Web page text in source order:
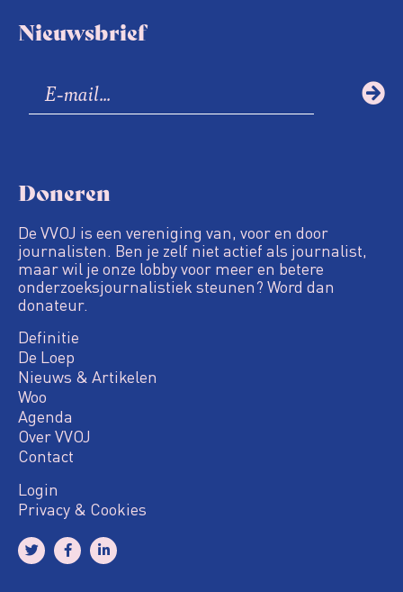
Nieuwsbrief
Doneren
De VVOJ is een vereniging van, voor en door
journalisten. Ben je zelf niet actief als journalist,
maar wil je onze lobby voor meer en betere
onderzoeksjournalistiek steunen? Word dan
donateur.
Definitie
De Loep
Nieuws & Artikelen
Woo
Agenda
Over VVOJ
Contact
Login
Privacy & Cookies